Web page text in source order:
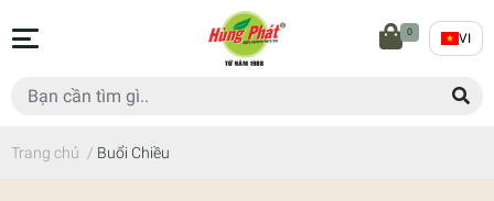
0 VI
Trang chủ / Buổi Chiều